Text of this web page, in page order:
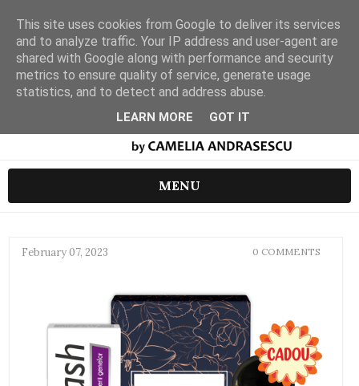
MENU
February 07, 2023 0 COMMENTS
This site uses cookies from Google to deliver its services
and to analyze traffic. Your IP address and user-agent are
shared with Google along with performance and security
metrics to ensure quality of service, generate usage
statistics, and to detect and address abuse.
LEARN MORE GOT IT